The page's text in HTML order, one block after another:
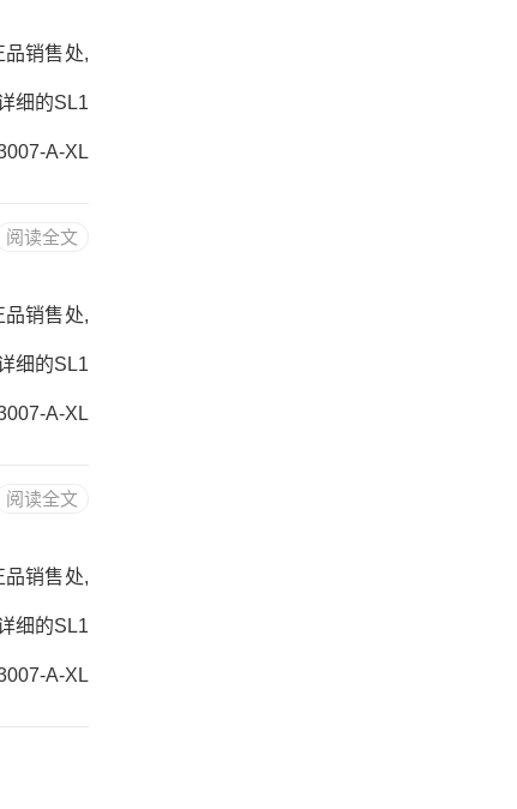
销售处,
细的SL1
A-XL
阅读全文
销售处,
细的SL1
A-XL
阅读全文
销售处,
细的SL1
A-XL